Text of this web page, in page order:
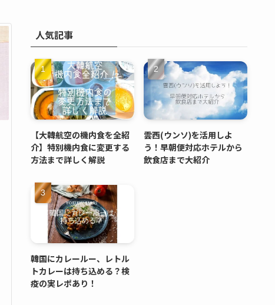
人気記事
【大韓航空の機内食を全紹
介】特別機内食に変更する
方法まで詳しく解説
雲西(ウンソ)を活用しよ
う！早朝便対応ホテルから
飲食店まで大紹介
韓国にカレールー、レトル
トカレーは持ち込める？検
疫の実レポあり！